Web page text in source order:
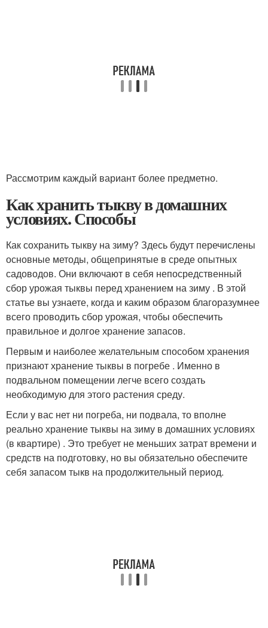
Рассмотрим каждый вариант более предметно.
Как хранить тыкву в домашних
условиях. Способы
Как сохранить тыкву на зиму? Здесь будут перечислены
основные методы, общепринятые в среде опытных
садоводов. Они включают в себя непосредственный
сбор урожая тыквы перед хранением на зиму . В этой
статье вы узнаете, когда и каким образом благоразумнее
всего проводить сбор урожая, чтобы обеспечить
правильное и долгое хранение запасов.
Первым и наиболее желательным способом хранения
признают хранение тыквы в погребе . Именно в
подвальном помещении легче всего создать
необходимую для этого растения среду.
Если у вас нет ни погреба, ни подвала, то вполне
реально хранение тыквы на зиму в домашних условиях
(в квартире) . Это требует не меньших затрат времени и
средств на подготовку, но вы обязательно обеспечите
себя запасом тыкв на продолжительный период.